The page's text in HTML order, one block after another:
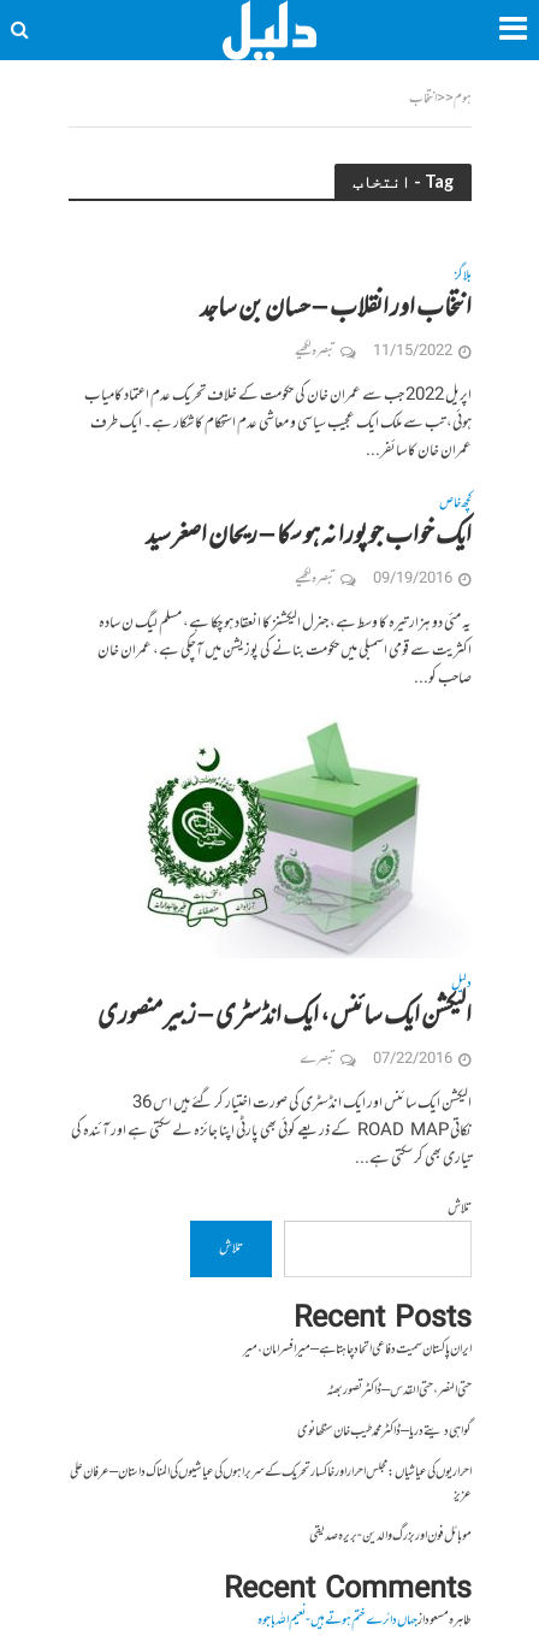
ہوم<<انتخاب
Tag - انتخاب
بلاگز
انتخاب اور انقلاب – حسان بن ساجد
11/15/2022 تبصرہ لکھیے
اپریل 2022 جب سے عمران خان کی حکومت کے خلاف تحریک عدم اعتماد کامیاب
ہوئی، تب سے ملک ایک عجیب سیاسی و معاشی عدم استحکام کا شکار ہے۔ ایک طرف
عمران خان کا سائفر...
کچھ خاص
ایک خواب جو پورا نہ ہو سکا – ریحان اصغر سید
09/19/2016 تبصرہ لکھیے
یہ مئی دو ہزار تیرہ کا وسط ہے، جنرل الیکشنز کا انعقاد ہو چکا ہے، مسلم لیگ ن سادہ
اکثریت سے قومی اسمبلی میں حکومت بنانے کی پوزیشن میں آچکی ہے، عمران خان
صاحب کو...
دلیل
الیکشن ایک سائنس، ایک انڈسٹری – زبیر منصوری
07/22/2016 تبصرے
الیکشن ایک سائنس اور ایک انڈسٹری کی صورت اختیار کر گئے ہیں اس 36
نکاتی ROAD MAP کے ذریعے کوئی بھی پارٹی اپنا جائزہ لے سکتی ہے اور آئندہ کی
تیاری بھی کر سکتی ہے...
تلاش
تلاش
Recent Posts
ایران پاکستان سمیت دفاعی اتحاد چاہتا ہے – میر افسر امان،میر
حتی النصر ، حتی القدس – ڈاکٹر تصور بھٹہ
گواہی دیتے دریا – ڈاکٹر محمد طیب خان سنگھانوی
احراریوں کی عیاشیاں : مجلس احرار اور خاکسار تحریک کے سربراہوں کی عیاشیوں کی المناک داستان – عرفان علی
عزیز
موبائل فون اور بزرگ والدین- بریرہ صدیقی
Recent Comments
طاہرہ مسعودازجہاں دائرے ختم ہوتے ہیں- نعیم اللہ باجوہ